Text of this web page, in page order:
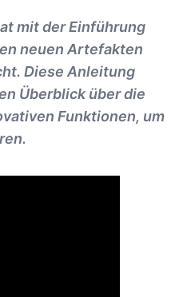
mit der Einführung
neuen Artefakten
Diese Anleitung
Überblick über die
Funktionen, um